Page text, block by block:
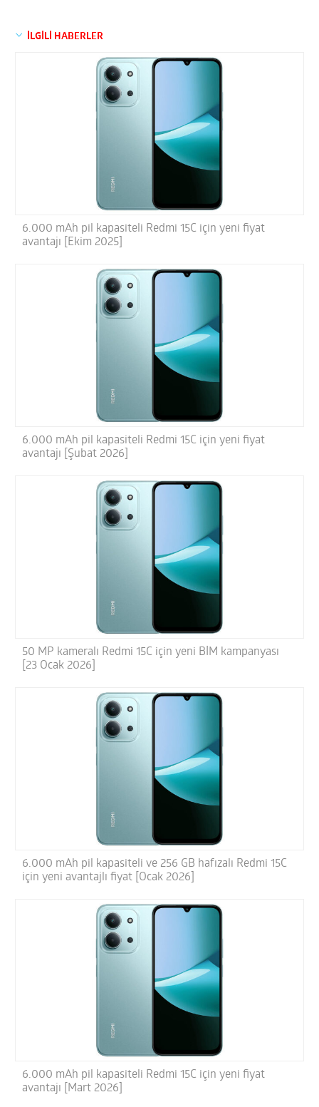
İLGİLİ HABERLER
6.000 mAh pil kapasiteli Redmi 15C için yeni fiyat
avantajı [Ekim 2025]
6.000 mAh pil kapasiteli Redmi 15C için yeni fiyat
avantajı [Şubat 2026]
50 MP kameralı Redmi 15C için yeni BİM kampanyası
[23 Ocak 2026]
6.000 mAh pil kapasiteli ve 256 GB hafızalı Redmi 15C
için yeni avantajlı fiyat [Ocak 2026]
6.000 mAh pil kapasiteli Redmi 15C için yeni fiyat
avantajı [Mart 2026]